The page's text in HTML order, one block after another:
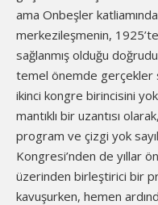
ama Onbeşler
merkezileşmenin,
sağlanmış olduğu
temel önemde gerçekler
ikinci kongre birincisini
mantıklı bir uzantısı
program ve çizgi yok
Kongresi’nden de yıllar
üzerinden birleştirici bir
kavuşurken, hemen